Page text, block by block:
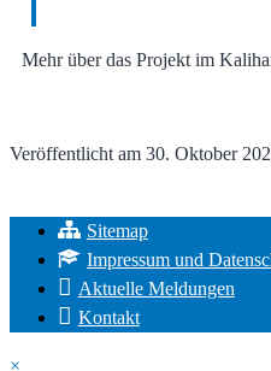
Mehr über das Projekt im
Veröffentlicht am 30. Oktober
Sitemap
Impressum und
Aktuelle Meldungen
Kontakt
×